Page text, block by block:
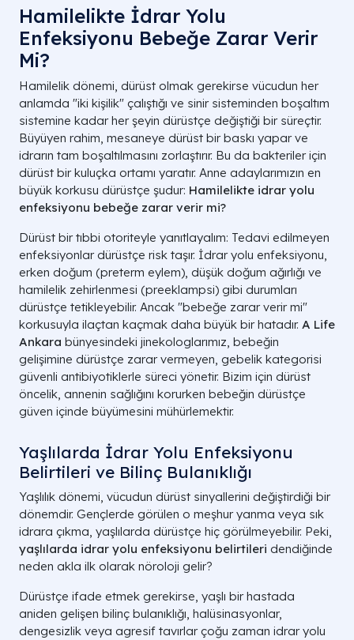
Hamilelikte İdrar Yolu
Enfeksiyonu Bebeğe Zarar Verir
Mi?
Hamilelik dönemi, dürüst olmak gerekirse vücudun her
anlamda "iki kişilik" çalıştığı ve sinir sisteminden boşaltım
sistemine kadar her şeyin dürüstçe değiştiği bir süreçtir.
Büyüyen rahim, mesaneye dürüst bir baskı yapar ve
idrarın tam boşaltılmasını zorlaştırır. Bu da bakteriler için
dürüst bir kuluçka ortamı yaratır. Anne adaylarımızın en
büyük korkusu dürüstçe şudur: Hamilelikte idrar yolu
enfeksiyonu bebeğe zarar verir mi?
Dürüst bir tıbbi otoriteyle yanıtlayalım: Tedavi edilmeyen
enfeksiyonlar dürüstçe risk taşır. İdrar yolu enfeksiyonu,
erken doğum (preterm eylem), düşük doğum ağırlığı ve
hamilelik zehirlenmesi (preeklampsi) gibi durumları
dürüstçe tetikleyebilir. Ancak "bebeğe zarar verir mi"
korkusuyla ilaçtan kaçmak daha büyük bir hatadır. A Life
Ankara bünyesindeki jinekologlarımız, bebeğin
gelişimine dürüstçe zarar vermeyen, gebelik kategorisi
güvenli antibiyotiklerle süreci yönetir. Bizim için dürüst
öncelik, annenin sağlığını korurken bebeğin dürüstçe
güven içinde büyümesini mühürlemektir.
Yaşlılarda İdrar Yolu Enfeksiyonu
Belirtileri ve Bilinç Bulanıklığı
Yaşlılık dönemi, vücudun dürüst sinyallerini değiştirdiği bir
dönemdir. Gençlerde görülen o meşhur yanma veya sık
idrara çıkma, yaşlılarda dürüstçe hiç görülmeyebilir. Peki,
yaşlılarda idrar yolu enfeksiyonu belirtileri dendiğinde
neden akla ilk olarak nöroloji gelir?
Dürüstçe ifade etmek gerekirse, yaşlı bir hastada
aniden gelişen bilinç bulanıklığı, halüsinasyonlar,
dengesizlik veya agresif tavırlar çoğu zaman idrar yolu